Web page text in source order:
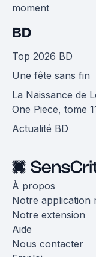
moment
BD
Top 2026 BD
Une fête sans fin
La Naissance de
One Piece, tome
Actualité BD
À propos
Notre application
Notre extension
Aide
Nous contacter